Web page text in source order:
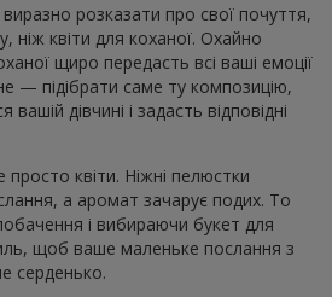
розказати про свої почуття,
ніж квіти для коханої. Охайно
щиро передасть всі ваші емоції
— підібрати саме ту композицію,
дівчині і задасть відповідні
квіти. Ніжні пелюстки
а аромат зачарує подих. То
і вибираючи букет для
щоб ваше маленьке послання з
серденько.